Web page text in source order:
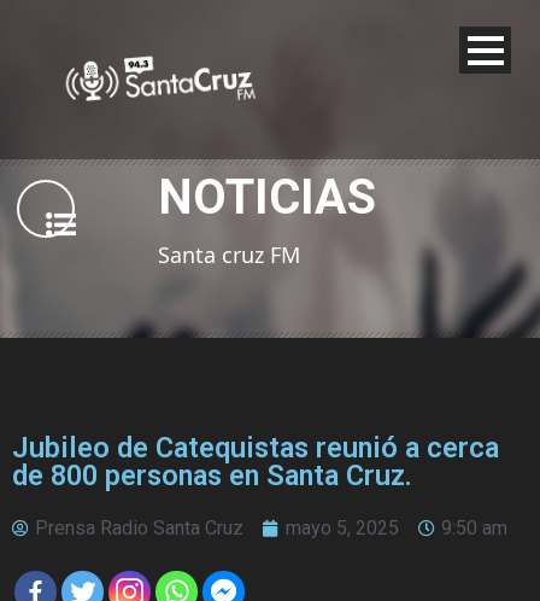
NOTICIAS
Santa cruz FM
Jubileo de Catequistas reunió a cerca
de 800 personas en Santa Cruz.
Prensa Radio Santa Cruz mayo 5, 2025 9:50 am